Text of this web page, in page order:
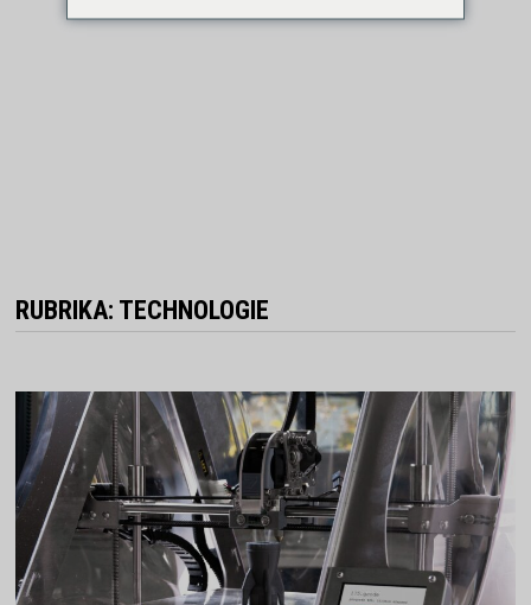
RUBRIKA: TECHNOLOGIE